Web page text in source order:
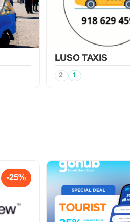
LUSO TAXIS
2 1
-25%